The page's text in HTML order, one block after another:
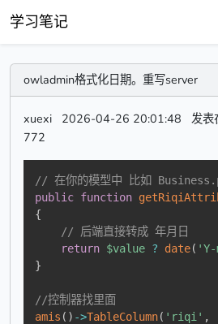
学习笔记
owladmin格式化日期。重写server
xuexi 2026-04-26 20:01:48 发表
772
// 在你的模型中 比如
public function
{
// 后端直接转成 年月日
return $value ? date( 'Y-
}
//控制器找里面
amis ( ) ->TableColumn( 'riqi' ,